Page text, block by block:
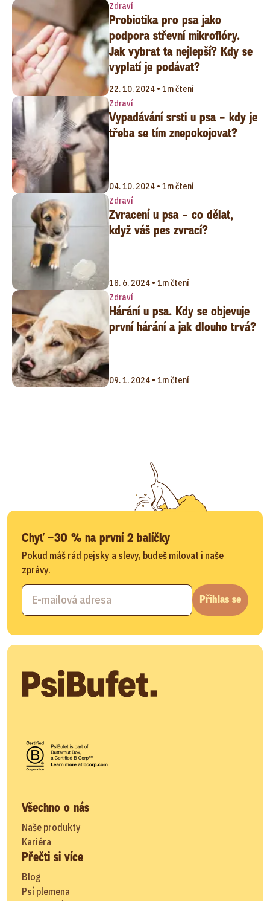
Zdraví
Probiotika pro psa jako
podpora střevní mikroflóry.
Jak vybrat ta nejlepší? Kdy se
vyplatí je podávat?
22. 10. 2024 • 1m čtení
Zdraví
Vypadávání srsti u psa – kdy je
třeba se tím znepokojovat?
04. 10. 2024 • 1m čtení
Zdraví
Zvracení u psa – co dělat,
když váš pes zvrací?
18. 6. 2024 • 1m čtení
Zdraví
Hárání u psa. Kdy se objevuje
první hárání a jak dlouho trvá?
09. 1. 2024 • 1m čtení
Chyť −30 % na první 2 balíčky
Pokud máš rád pejsky a slevy, budeš milovat i naše
zprávy.
Přihlas se
Všechno o nás
Naše produkty
Kariéra
Přečti si více
Blog
Psí plemena